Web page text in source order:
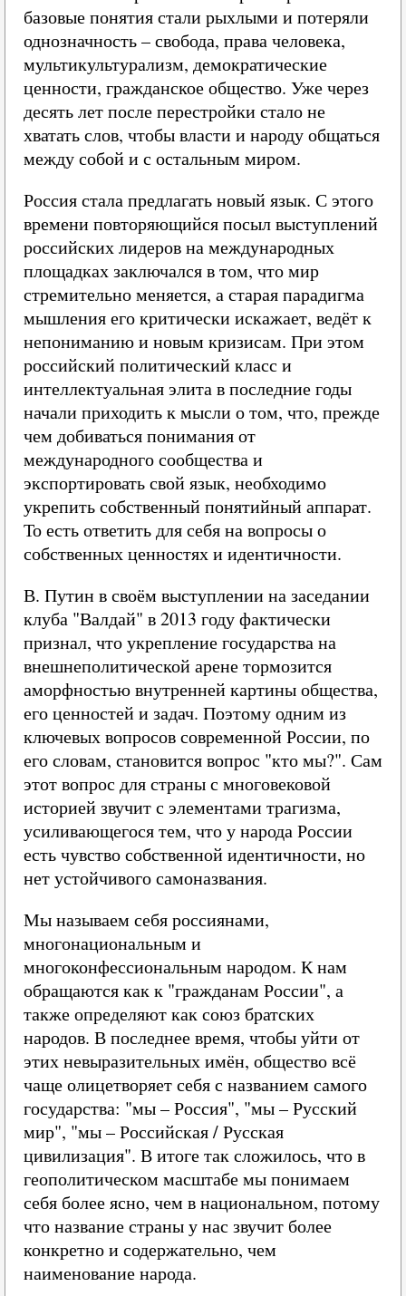
базовые понятия стали рыхлыми и потеряли
однозначность – свобода, права человека,
мультикультурализм, демократические
ценности, гражданское общество. Уже через
десять лет после перестройки стало не
хватать слов, чтобы власти и народу общаться
между собой и с остальным миром.
Россия стала предлагать новый язык. С этого
времени повторяющийся посыл выступлений
российских лидеров на международных
площадках заключался в том, что мир
стремительно меняется, а старая парадигма
мышления его критически искажает, ведёт к
непониманию и новым кризисам. При этом
российский политический класс и
интеллектуальная элита в последние годы
начали приходить к мысли о том, что, прежде
чем добиваться понимания от
международного сообщества и
экспортировать свой язык, необходимо
укрепить собственный понятийный аппарат.
То есть ответить для себя на вопросы о
собственных ценностях и идентичности.
В. Путин в своём выступлении на заседании
клуба "Валдай" в 2013 году фактически
признал, что укрепление государства на
внешнеполитической арене тормозится
аморфностью внутренней картины общества,
его ценностей и задач. Поэтому одним из
ключевых вопросов современной России, по
его словам, становится вопрос "кто мы?". Сам
этот вопрос для страны с многовековой
историей звучит с элементами трагизма,
усиливающегося тем, что у народа России
есть чувство собственной идентичности, но
нет устойчивого самоназвания.
Мы называем себя россиянами,
многонациональным и
многоконфессиональным народом. К нам
обращаются как к "гражданам России", а
также определяют как союз братских
народов. В последнее время, чтобы уйти от
этих невыразительных имён, общество всё
чаще олицетворяет себя с названием самого
государства: "мы – Россия", "мы – Русский
мир", "мы – Российская / Русская
цивилизация". В итоге так сложилось, что в
геополитическом масштабе мы понимаем
себя более ясно, чем в национальном, потому
что название страны у нас звучит более
конкретно и содержательно, чем
наименование народа.